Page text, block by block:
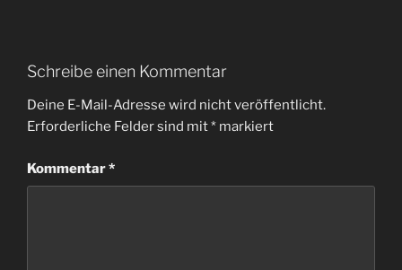
Schreibe einen Kommentar
Deine E-Mail-Adresse wird nicht veröffentlicht.
Erforderliche Felder sind mit* markiert
Kommentar*